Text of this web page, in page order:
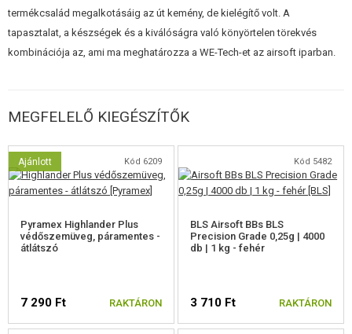
Könnyű kivitel
Minőségi kivitelezés, beleértve az apró részleteket is
Felszerelés taktikai kiegészítőkhöz
Fegyver szétszerelése
termékcsalád megalkotásáig az út kemény, de kielégítő volt. A
tapasztalat, a készségek és a kiválóságra való könyörtelen törekvés
kombinációja az, ami ma meghatározza a WE-Tech-et az airsoft iparban.
MEGFELELŐ KIEGÉSZÍTŐK
Ajánlott Kód 6209
Pyramex Highlander Plus
védőszemüveg, páramentes -
átlátszó
7 290 Ft RAKTÁRON
Kód 5482
BLS Airsoft BBs BLS
Precision Grade 0,25g | 4000
db | 1 kg - fehér
3 710 Ft RAKTÁRON